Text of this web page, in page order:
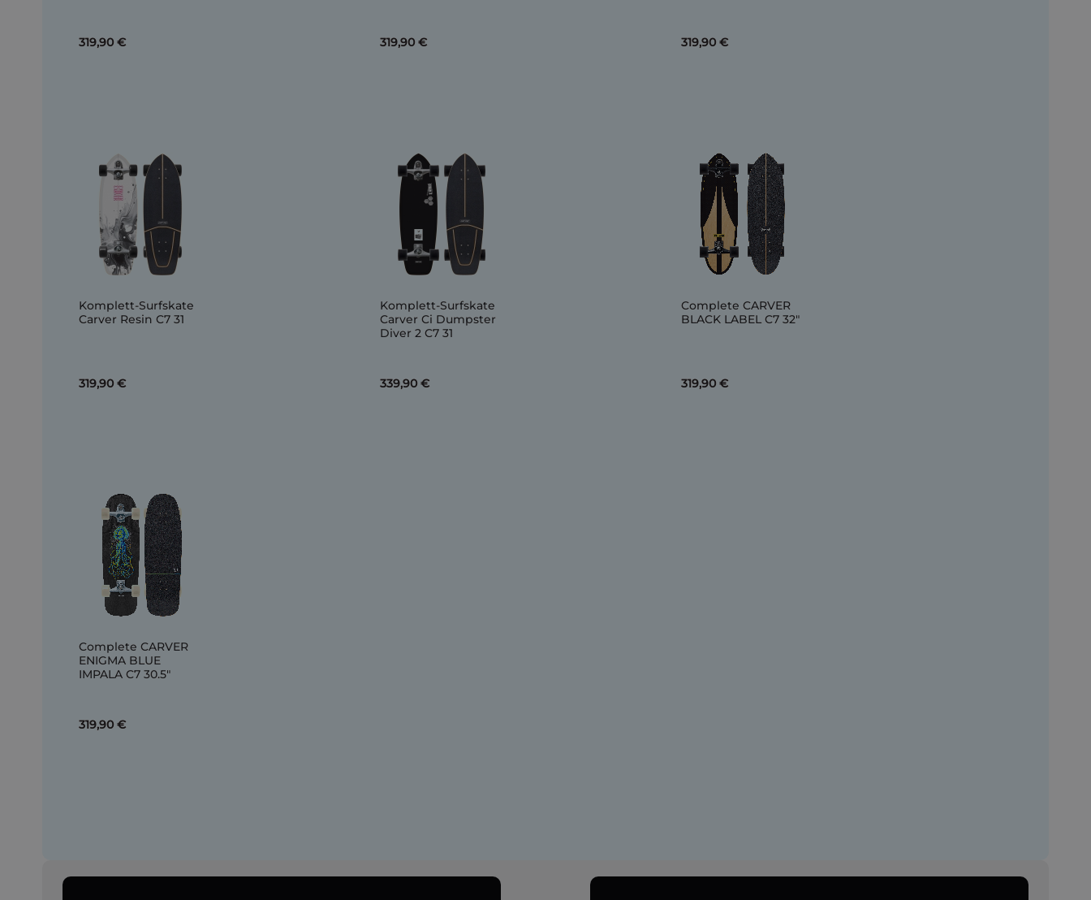
319,90 € 319,90 € 319,90 €
Komplett-Surfskate
Carver Resin C7 31
319,90 €
Komplett-Surfskate
Carver Ci Dumpster
Diver 2 C7 31
339,90 €
Complete CARVER
BLACK LABEL C7 32"
319,90 €
Complete CARVER
ENIGMA BLUE
IMPALA C7 30.5"
319,90 €